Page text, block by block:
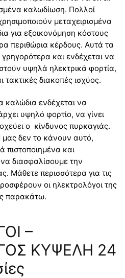
καλωδίωση. Πολλοί
μεταχειρισμένα
για εξοικονόμηση κόστους
περιθώρια κέρδους. Αυτά τα
και ενδέχεται να
υψηλά ηλεκτρικά φορτία,
διακοπές ισχύος.
καλώδια ενδέχεται να
υψηλό φορτίο, να γίνει
ο κίνδυνος πυρκαγιάς.
μας δεν το κάνουν αυτό,
πιστοποιημένα και
διασφαλίσουμε την
Μάθετε περισσότερα για τις
οι ηλεκτρολόγοι της
παρακάτω.
–
ΚΥΨΕΛΗ 24